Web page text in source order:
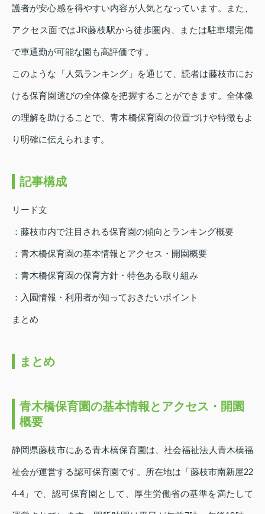
護者が安心感を得やすい内容が人気となっています。また、
アクセス面ではJR藤枝駅から徒歩圏内、または駐車場完備
で車通勤が可能な園も高評価です。
このような「人気ランキング」を通じて、読者は藤枝市にお
ける保育園選びの全体像を把握することができます。全体像
の理解を助けることで、青木橋保育園の位置づけや特徴もよ
り明確に伝えられます。
記事構成
リード文
：藤枝市内で注目される保育園の傾向とランキング概要
：青木橋保育園の基本情報とアクセス・開園概要
：青木橋保育園の保育方針・特色ある取り組み
：入園情報・利用者が知っておきたいポイント
まとめ
まとめ
青木橋保育園の基本情報とアクセス・開園
概要
静岡県藤枝市にある青木橋保育園は、社会福祉法人青木橋福
祉会が運営する認可保育園です。所在地は「藤枝市南新屋22
4‑4」で、認可保育園として、厚生労働省の基準を満たして